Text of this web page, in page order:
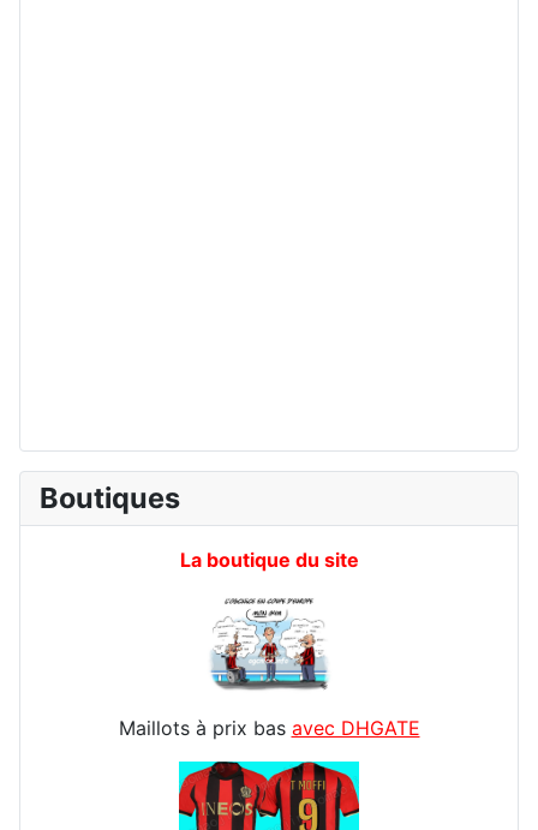
Boutiques
La boutique du site
Maillots à prix bas avec DHGATE